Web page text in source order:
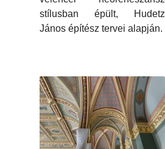
stílusban épült, Hudetz
János építész tervei alapján.